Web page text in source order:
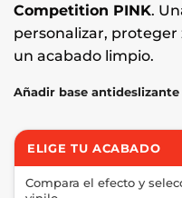
Competition PINK.
personalizar,
un acabado limpio.
Añadir base antideslizante
ELIGE TU ACABADO
Compara el efecto y